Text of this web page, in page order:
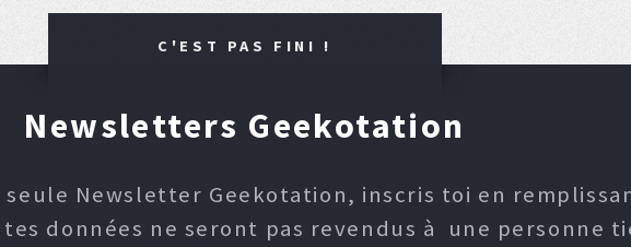
C'EST PAS FINI !
Newsletters Geekotation
seule Newsletter Geekotation, inscris toi en
données ne seront pas revendus à une personne